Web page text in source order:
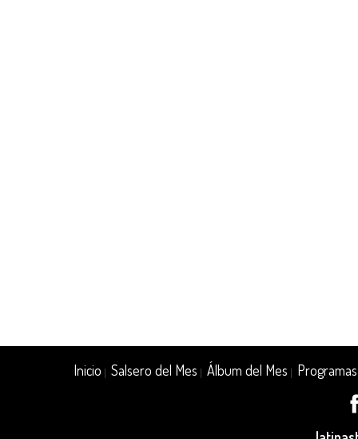
Inicio |Salsero del Mes |Álbum del Mes Programas